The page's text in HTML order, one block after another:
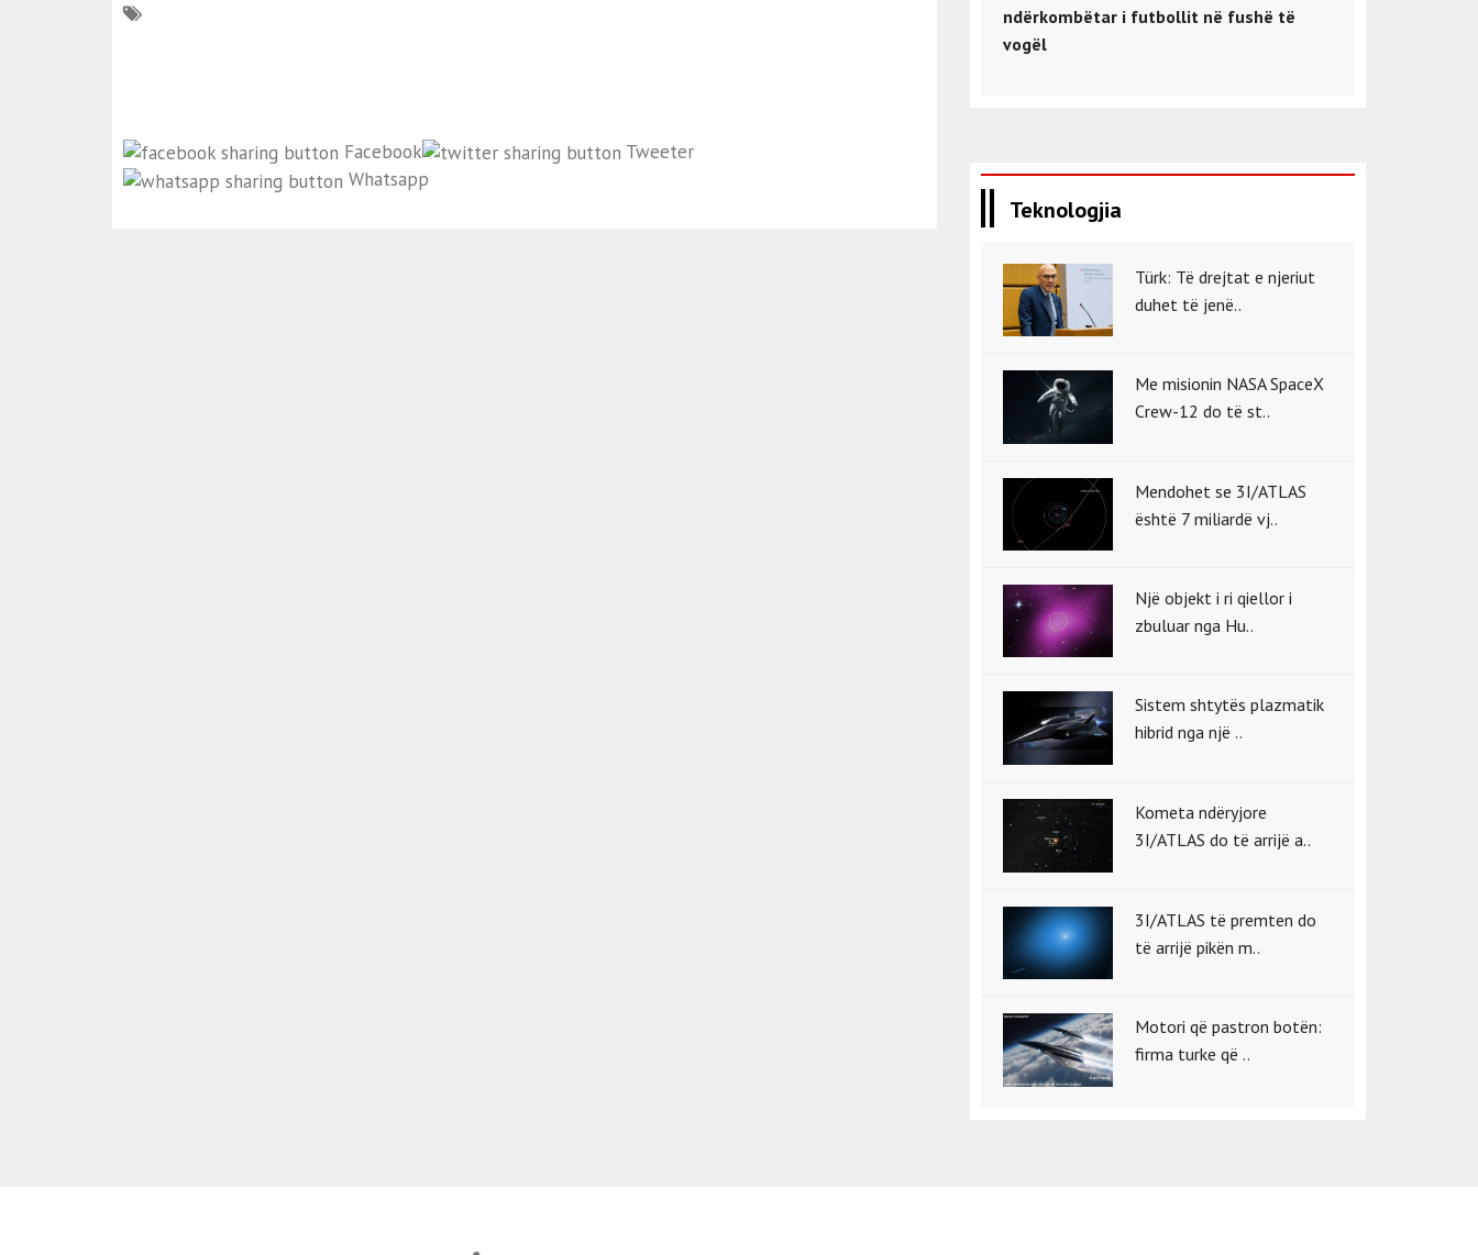
Facebook
Tweeter
Whatsapp
ndërkombëtar i futbollit në fushë të
vogël
Teknologjia
Türk: Të drejtat e njeriut
duhet të jenë..
Me misionin NASA SpaceX
Crew-12 do të st..
Mendohet se 3I/ATLAS
është 7 miliardë vj..
Një objekt i ri qiellor i
zbuluar nga Hu..
Sistem shtytës plazmatik
hibrid nga një ..
Kometa ndëryjore
3I/ATLAS do të arrijë a..
3I/ATLAS të premten do
të arrijë pikën m..
Motori që pastron botën:
firma turke që ..